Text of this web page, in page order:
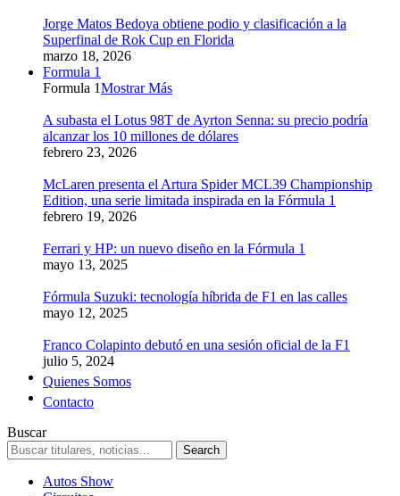
Jorge Matos Bedoya obtiene podio y clasificación a la
Superfinal de Rok Cup en Florida
marzo 18, 2026
Formula 1
Formula 1Mostrar Más
A subasta el Lotus 98T de Ayrton Senna: su precio podría
alcanzar los 10 millones de dólares
febrero 23, 2026
McLaren presenta el Artura Spider MCL39 Championship
Edition, una serie limitada inspirada en la Fórmula 1
febrero 19, 2026
Ferrari y HP: un nuevo diseño en la Fórmula 1
mayo 13, 2025
Fórmula Suzuki: tecnología híbrida de F1 en las calles
mayo 12, 2025
Franco Colapinto debutó en una sesión oficial de la F1
julio 5, 2024
Quienes Somos
Contacto
Buscar
Autos Show